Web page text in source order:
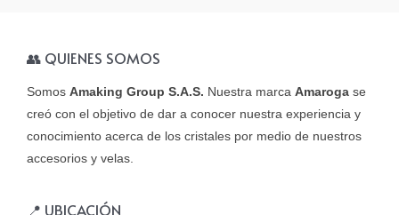
👥 QUIENES SOMOS
Somos Amaking Group S.A.S. Nuestra marca Amaroga se
creó con el objetivo de dar a conocer nuestra experiencia y
conocimiento acerca de los cristales por medio de nuestros
accesorios y velas.
📍 UBICACIÓN